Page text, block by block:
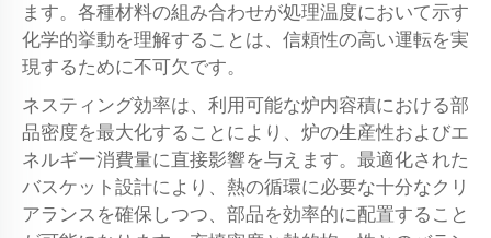
ます。各種材料の組み合わせが処理温度において示す
化学的挙動を理解することは、信頼性の高い運転を実
現するために不可欠です。
ネスティング効率は、利用可能な炉内容積における部
品密度を最大化することにより、炉の生産性およびエ
ネルギー消費量に直接影響を与えます。最適化された
バスケット設計により、熱の循環に必要な十分なクリ
アランスを確保しつつ、部品を効率的に配置すること